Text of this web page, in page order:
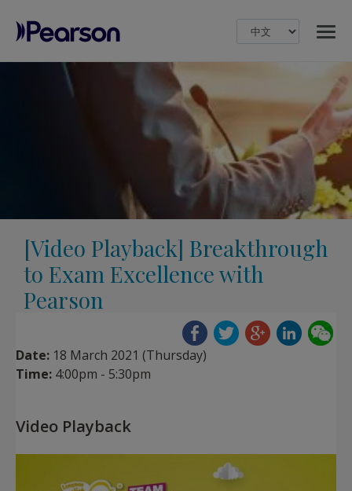
Pearson
[Video Playback] Breakthrough
to Exam Excellence with
Pearson
Date: 18 March 2021 (Thursday)
Time: 4:00pm - 5:30pm
Video Playback